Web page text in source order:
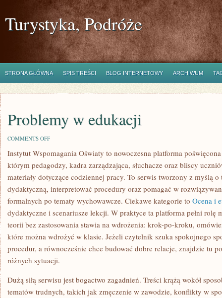
Turystyka, Podróże
STRONA GŁÓWNA SPIS TREŚCI BLOG INTERNETOWY ARCHIWUM
Problemy w edukacji
COMMENTS OFFON
W
Instytut Wspomagania Oświaty to nowoczesna platforma
którym pedagodzy, kadra zarządzająca, słuchacze oraz bliscy
materiały dotyczące codziennej pracy. To serwis tworzony z myślą
dydaktyczną, interpretować procedury oraz pomagać w
formalnych po tematy wychowawcze. Ciekawe kategorie to Ocena i
dydaktyczne i scenariusze lekcji. W praktyce ta platforma pełni rolę
teorii bez zastosowania stawia na wdrożenia: krok-po-kroku,
które można wdrożyć w klasie. Jeżeli czytelnik szuka spokojnego
procedur, a równocześnie chce budować dobre relacje, znajdzie tu
różnych sytuacji.
Dużą siłą serwisu jest bogactwo zagadnień. Treści krążą wokół
tematów trudnych, takich jak zmęczenie w zawodzie, konflikty w